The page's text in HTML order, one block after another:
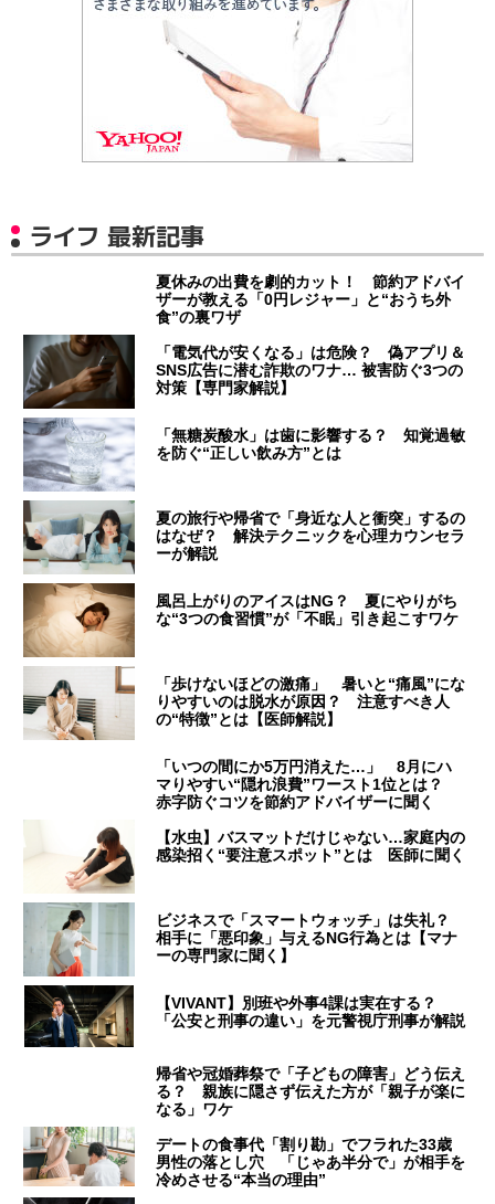
ライフ 最新記事
夏休みの出費を劇的カット！ 節約アドバイ
ザーが教える「0円レジャー」と“おうち外
食”の裏ワザ
「電気代が安くなる」は危険？ 偽アプリ＆
SNS広告に潜む詐欺のワナ… 被害防ぐ3つの
対策【専門家解説】
「無糖炭酸水」は歯に影響する？ 知覚過敏
を防ぐ“正しい飲み方”とは
夏の旅行や帰省で「身近な人と衝突」するの
はなぜ？ 解決テクニックを心理カウンセラ
ーが解説
風呂上がりのアイスはNG？ 夏にやりがち
な“3つの食習慣”が「不眠」引き起こすワケ
「歩けないほどの激痛」 暑いと“痛風”にな
りやすいのは脱水が原因？ 注意すべき人
の“特徴”とは【医師解説】
「いつの間にか5万円消えた…」 8月にハ
マりやすい“隠れ浪費”ワースト1位とは？
赤字防ぐコツを節約アドバイザーに聞く
【水虫】バスマットだけじゃない…家庭内の
感染招く“要注意スポット”とは 医師に聞く
ビジネスで「スマートウォッチ」は失礼？
相手に「悪印象」与えるNG行為とは【マナ
ーの専門家に聞く】
【VIVANT】別班や外事4課は実在する？
「公安と刑事の違い」を元警視庁刑事が解説
帰省や冠婚葬祭で「子どもの障害」どう伝え
る？ 親族に隠さず伝えた方が「親子が楽に
なる」ワケ
デートの食事代「割り勘」でフラれた33歳
男性の落とし穴 「じゃあ半分で」が相手を
冷めさせる“本当の理由”